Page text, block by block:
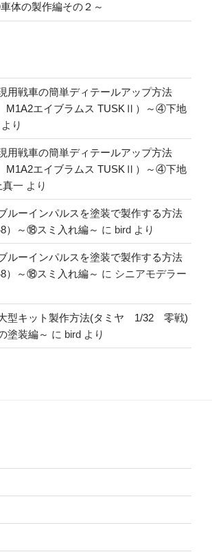
体の製作編その２～
用戦車の簡単ディテールアップ方法
エイブラムス TUSKⅡ）～④下地
より
用戦車の簡単ディテールアップ方法
エイブラムス TUSKⅡ）～④下地
真一 より
ルーインパルスを塗装で製作する方法
）～⑱スミ入れ編～ に bird より
ルーインパルスを塗装で製作する方法
）～⑱スミ入れ編～ に シニアモデラー
大型キット製作方法(タミヤ 1/32 零戦)
塗装編～ に bird より